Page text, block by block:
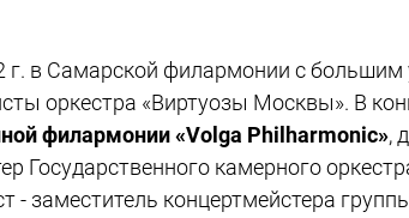
г. в Самарской филармонии с большим
оркестра «Виртуозы Москвы». В
филармонии «Volga Philharmonic»,
Государственного камерного
- заместитель концертмейстера